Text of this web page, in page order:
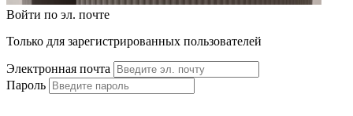
Войти по эл. почте
Только для зарегистрированных пользователей
Электронная почта
Пароль